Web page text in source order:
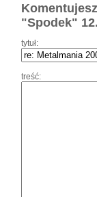
"Spodek"
tytuł:
treść: